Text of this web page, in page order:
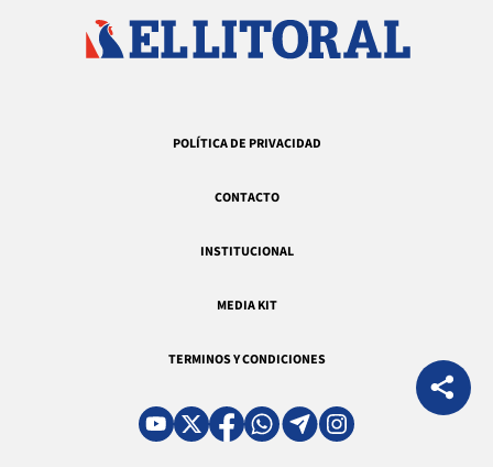
POLÍTICA DE PRIVACIDAD
CONTACTO
INSTITUCIONAL
MEDIA KIT
TERMINOS Y CONDICIONES